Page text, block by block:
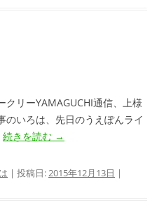
クリーYAMAGUCHI通信、上様
のいろは、先日のうえぽんライ
続きを読む →
| 投稿日:2015年12月13日 |